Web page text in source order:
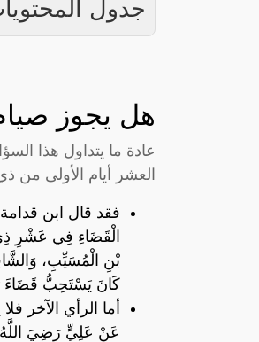
جدول
هل يجوز
عادة ما يتداول هذا
العشر أيام الأولى من
فقد قال ابن
الْقَضَاءِ فِي عَشْرِ ذِي
بْنِ الْمُسَيِّبِ،
كَانَ يَسْتَحِبُّ
أما الرأي الآخر
عَنْ عَلِيٍّ رَضِيَ اللَّهُ